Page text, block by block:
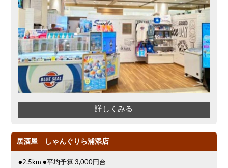
詳しくみる
居酒屋 しゃんぐりら浦添店
●2.5km ●平均予算 3,000円台